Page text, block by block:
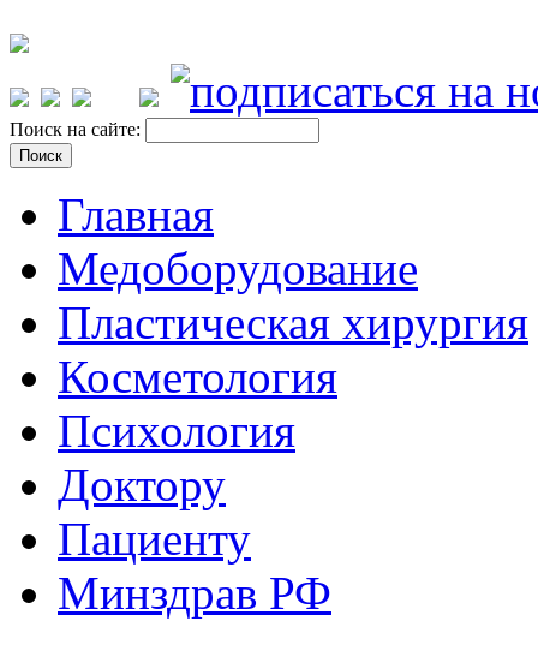
Поиск на сайте:
Главная
Медоборудование
Пластическая хирургия
Косметология
Психология
Доктору
Пациенту
Минздрав РФ